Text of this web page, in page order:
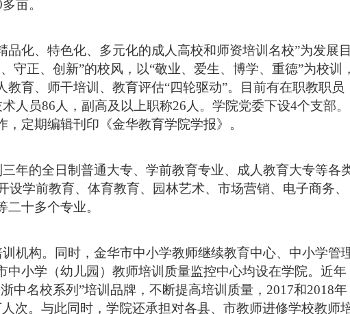
亩。
化、特色化、多元化的成人高校和师资培训名校”为发展目
守正、创新”的校风，以“敬业、爱生、博学、重德”为校训，
育、师干培训、教育评估“四轮驱动”。
目前有在职教职员
人员86人，副高及以上职称26人。学院党委下设4个支部。
，定期编辑刊印《金华教育学院学报》。
年的全日制普通大专、学前教育专业、成人教育大专等各
设学前教育、体育教育、园林艺术、市场营销、电子商务、
十多个专业。
机构。同时，金华市中小学教师继续教育中心、中小学管
中小学（幼儿园）教师培训质量监控中心均设在学院。近年
中名校系列”培训品牌，不断提高培训质量，2017和2018年
次。与此同时，学院还承担对各县、市教师进修学校教师